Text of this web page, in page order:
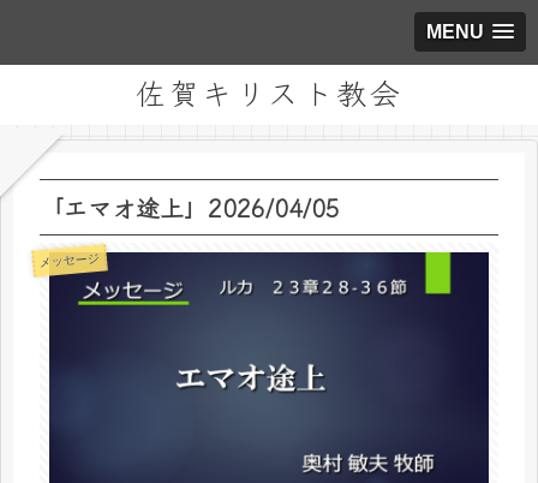
MENU
佐賀キリスト教会
「エマオ途上」2026/04/05
メッセージ